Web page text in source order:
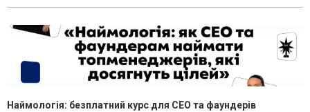
Наймологія: безплатний курс для CEO та фаундерів